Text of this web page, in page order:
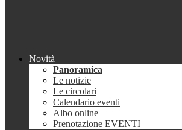
Novità
Panoramica
Le notizie
Le circolari
Calendario eventi
Albo online
Prenotazione EVENTI